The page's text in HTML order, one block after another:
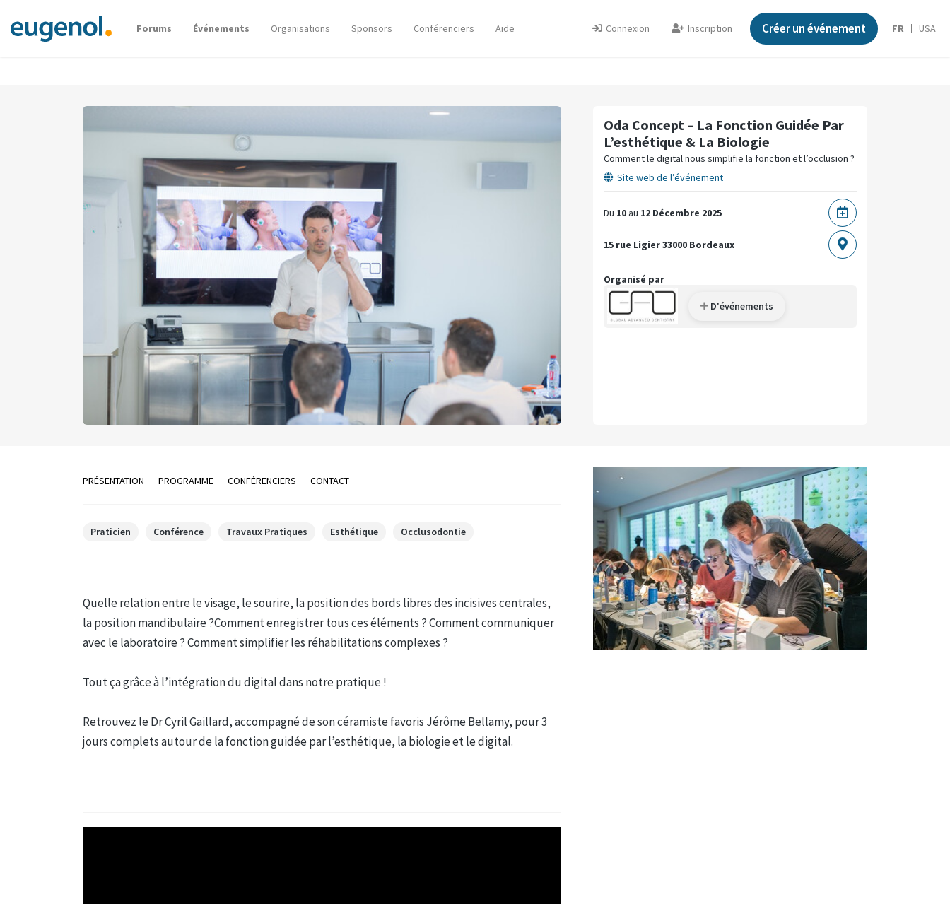
Forums Événements Organisations Sponsors Conférenciers Aide Connexion Inscription Créer un événement FR USA
Oda Concept – La Fonction Guidée Par
L’esthétique & La Biologie
Comment le digital nous simplifie la fonction et l’occlusion ?
Site web de l’événement
Du 10au 12 Décembre 2025
15 rue Ligier33000 Bordeaux
Organisé par
D'événements
PRÉSENTATION PROGRAMME CONFÉRENCIERS CONTACT
Praticien Conférence Travaux Pratiques Esthétique Occlusodontie
Quelle relation entre le visage, le sourire, la position des bords libres des incisives centrales,
la position mandibulaire ?Comment enregistrer tous ces éléments ? Comment communiquer
avec le laboratoire ? Comment simplifier les réhabilitations complexes ?
Tout ça grâce à l’intégration du digital dans notre pratique !
Retrouvez le Dr Cyril Gaillard, accompagné de son céramiste favoris Jérôme Bellamy, pour 3
jours complets autour de la fonction guidée par l’esthétique, la biologie et le digital.